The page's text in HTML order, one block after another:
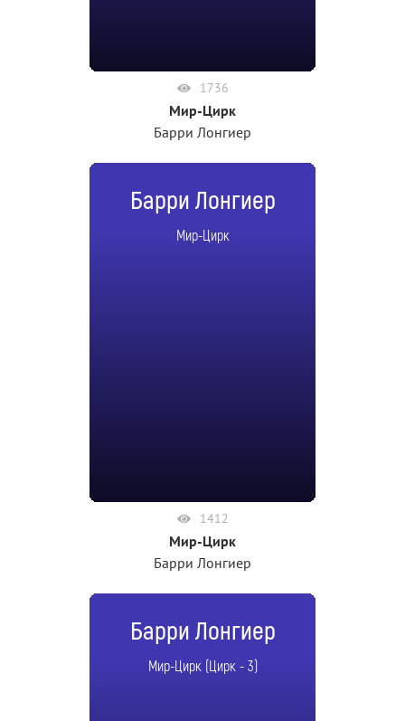
1736
Мир-Цирк
Барри Лонгиер
Барри Лонгиер
Мир-Цирк
1412
Мир-Цирк
Барри Лонгиер
Барри Лонгиер
Мир-Цирк (Цирк - 3)